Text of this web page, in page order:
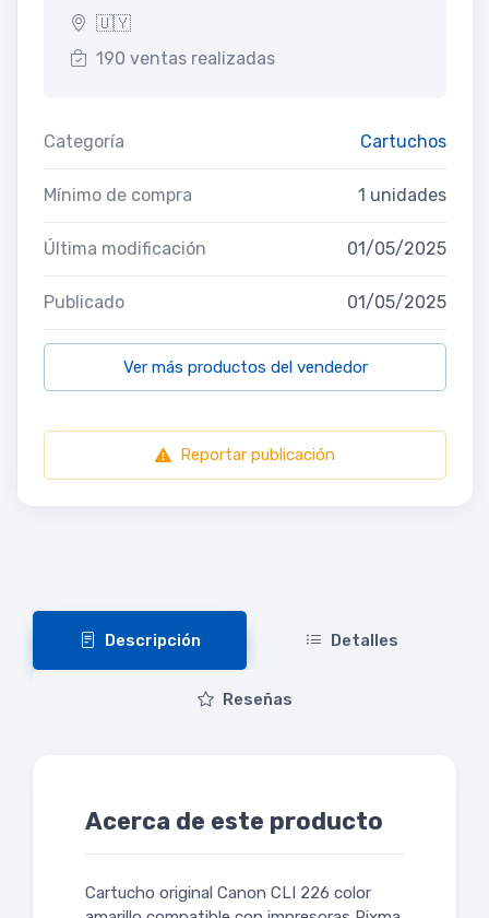
🇺🇾
190 ventas realizadas
Categoría Cartuchos
Mínimo de compra 1 unidades
Última modificación 01/05/2025
Publicado 01/05/2025
Ver más productos del vendedor
Reportar publicación
Descripción Detalles
Reseñas
Acerca de este producto
Cartucho original Canon CLI 226 color